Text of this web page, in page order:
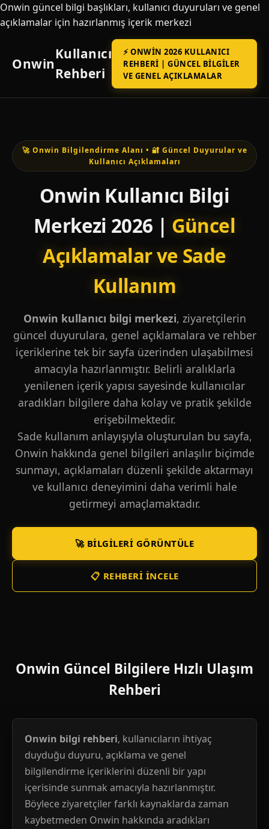
Onwin güncel bilgi başlıkları, kullanıcı duyuruları ve genel
açıklamalar için hazırlanmış içerik merkezi
Onwin
Kullanıcı
Rehberi
⚡ ONWIN 2026 KULLANICI
REHBERI | GÜNCEL BILGILER
VE GENEL AÇIKLAMALAR
🚀 Onwin Bilgilendirme Alanı • 🔐 Güncel Duyurular ve
Kullanıcı Açıklamaları
Onwin Kullanıcı Bilgi
Merkezi 2026 | Güncel
Açıklamalar ve Sade
Kullanım
Onwin kullanıcı bilgi merkezi, ziyaretçilerin
güncel duyurulara, genel açıklamalara ve rehber
içeriklerine tek bir sayfa üzerinden ulaşabilmesi
amacıyla hazırlanmıştır. Belirli aralıklarla
yenilenen içerik yapısı sayesinde kullanıcılar
aradıkları bilgilere daha kolay ve pratik şekilde
erişebilmektedir.
Sade kullanım anlayışıyla oluşturulan bu sayfa,
Onwin hakkında genel bilgileri anlaşılır biçimde
sunmayı, açıklamaları düzenli şekilde aktarmayı
ve kullanıcı deneyimini daha verimli hale
getirmeyi amaçlamaktadır.
🚀 BILGILERI GÖRÜNTÜLE
📋 REHBERI İNCELE
Onwin Güncel Bilgilere Hızlı Ulaşım
Rehberi
Onwin bilgi rehberi, kullanıcıların ihtiyaç
duyduğu duyuru, açıklama ve genel
bilgilendirme içeriklerini düzenli bir yapı
içerisinde sunmak amacıyla hazırlanmıştır.
Böylece ziyaretçiler farklı kaynaklarda zaman
kaybetmeden Onwin hakkında aradıkları